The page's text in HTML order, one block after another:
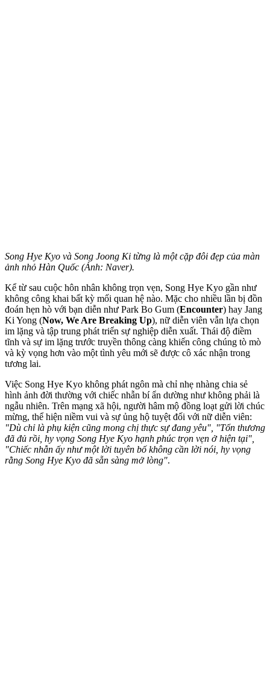
Song Hye Kyo và Song Joong Ki từng là một cặp đôi đẹp của màn
ảnh nhỏ Hàn Quốc (Ảnh: Naver).
Kể từ sau cuộc hôn nhân không trọn vẹn, Song Hye Kyo gần như
không công khai bất kỳ mối quan hệ nào. Mặc cho nhiều lần bị đồn
đoán hẹn hò với bạn diễn như Park Bo Gum (Encounter) hay Jang
Ki Yong (Now, We Are Breaking Up), nữ diễn viên vẫn lựa chọn
im lặng và tập trung phát triển sự nghiệp diễn xuất. Thái độ điềm
tĩnh và sự im lặng trước truyền thông càng khiến công chúng tò mò
và kỳ vọng hơn vào một tình yêu mới sẽ được cô xác nhận trong
tương lai.
Việc Song Hye Kyo không phát ngôn mà chỉ nhẹ nhàng chia sẻ
hình ảnh đời thường với chiếc nhẫn bí ẩn dường như không phải là
ngẫu nhiên. Trên mạng xã hội, người hâm mộ đồng loạt gửi lời chúc
mừng, thể hiện niềm vui và sự ủng hộ tuyệt đối với nữ diễn viên:
"Dù chỉ là phụ kiện cũng mong chị thực sự đang yêu", "Tổn thương
đã đủ rồi, hy vọng Song Hye Kyo hạnh phúc trọn vẹn ở hiện tại",
"Chiếc nhẫn ấy như một lời tuyên bố không cần lời nói, hy vọng
rằng Song Hye Kyo đã sẵn sàng mở lòng".